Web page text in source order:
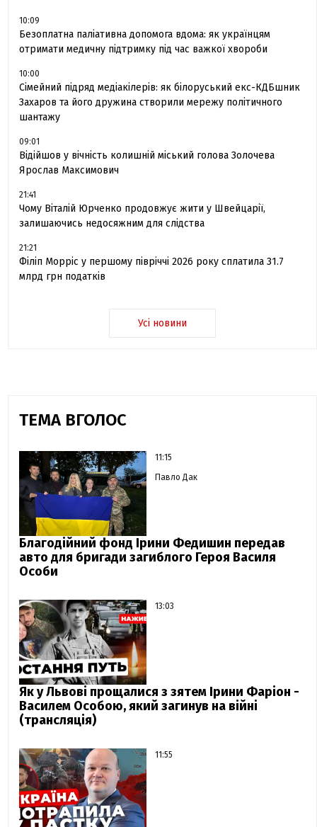
10:09
Безоплатна паліативна допомога вдома: як українцям
отримати медичну підтримку під час важкої хвороби
10:00
Сімейний підряд медіакілерів: як білоруський екс-КДБшник
Захаров та його дружина створили мережу політичного
шантажу
09:01
Відійшов у вічність колишній міський голова Золочева
Ярослав Максимович
21:41
Чому Віталій Юрченко продовжує жити у Швейцарії,
залишаючись недосяжним для слідства
21:21
Філіп Морріс у першому півріччі 2026 року сплатила 31.7
млрд грн податків
Усі новини
ТЕМА ВГОЛОС
11:15
Павло Дак
Благодійний фонд Ірини Федишин передав
авто для бригади загиблого Героя Василя
Особи
13:03
Як у Львові прощалися з зятем Ірини Фаріон -
Василем Особою, який загинув на війні
(трансляція)
11:55